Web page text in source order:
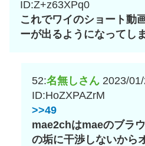
ID:Z+z63XPq0
これでワイのショート動
ーが出るようになってし
52:名無しさん 2023/
ID:HoZXPAZrM
>>49
mae2chはmaeのブラ
の垢に干渉しないから